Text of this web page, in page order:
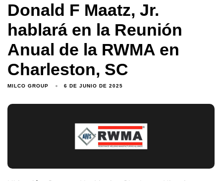
Donald F Maatz, Jr.
hablará en la Reunión
Anual de la RWMA en
Charleston, SC
MILCO GROUP 6 DE JUNIO DE 2025